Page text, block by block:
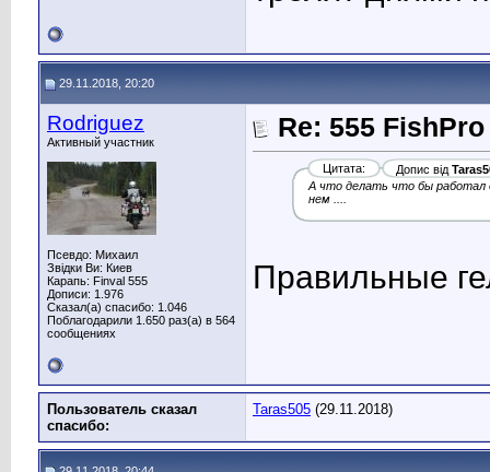
29.11.2018, 20:20
Rodriguez
Активный участник
Псевдо: Михаил
Звідки Ви: Киев
Карапь: Finval 555
Дописи: 1.976
Сказал(а) спасибо: 1.046
Поблагодарили 1.650 раз(а) в 564
сообщениях
Re: 555 FishPro
Цитата: Допис від
А что делать что бы работал
нем ....
Правильные
Пользователь сказал
cпасибо:
Taras505 (29.11.2018)